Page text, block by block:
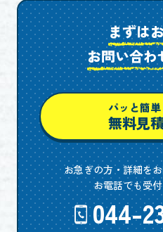
まずは
お問い合わ
パッと簡単
無料見
お急ぎの方・詳細を
お電話でも受
044-